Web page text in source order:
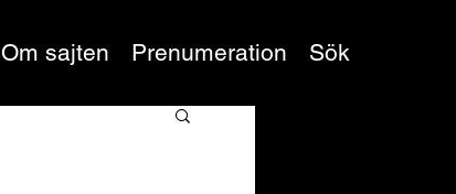
Om sajten Prenumeration Sök